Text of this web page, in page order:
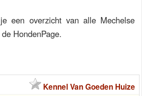
een overzicht van alle Mechelse
HondenPage.
Kennel Van Goeden Huize